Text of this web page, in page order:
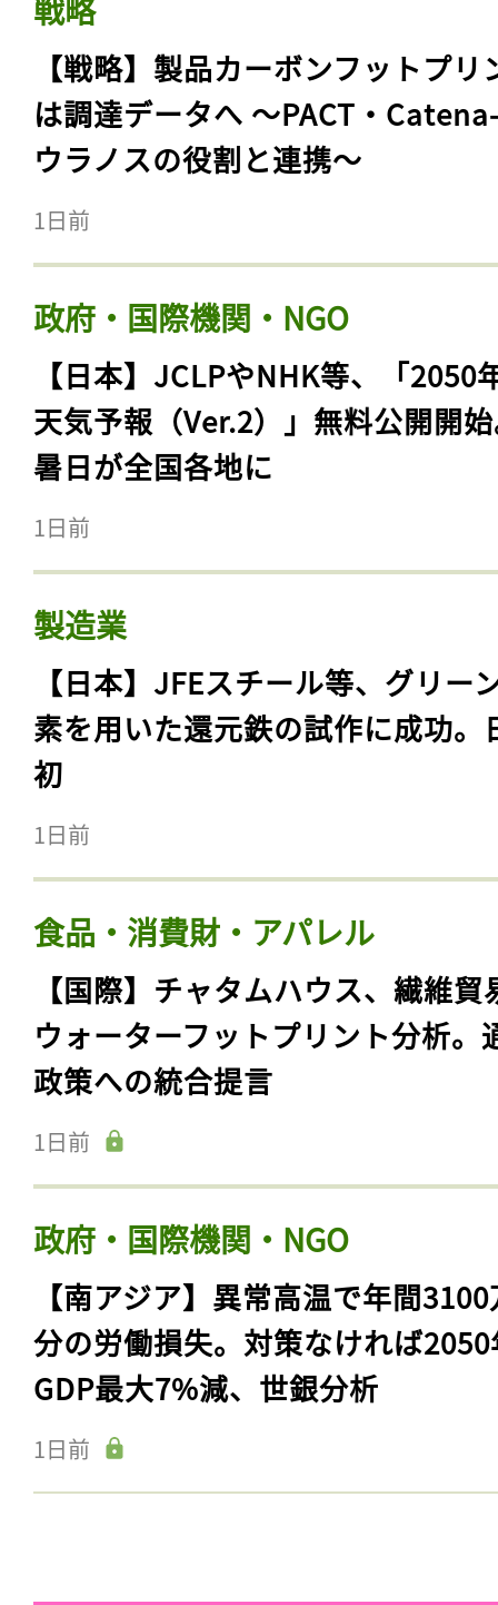
戦略
【戦略】製品カーボンフットプリ
は調達データへ 〜PACT・
ウラノスの役割と連携〜
1日前
政府・国際機関・NGO
【日本】JCLPやNHK等、「2050
天気予報（Ver.2）」無料公開開
暑日が全国各地に
1日前
製造業
【日本】JFEスチール等、グリー
素を用いた還元鉄の試作に成功。
初
1日前
食品・消費財・アパレル
【国際】チャタムハウス、繊維貿
ウォーターフットプリント分析。
政策への統合提言
1日前
政府・国際機関・NGO
【南アジア】異常高温で年間
分の労働損失。対策なければ
GDP最大7%減、世銀分析
1日前